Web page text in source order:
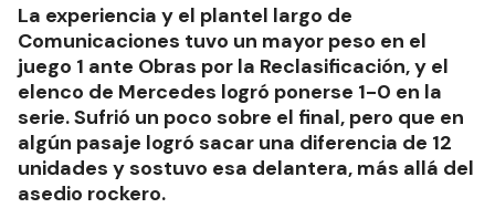
La experiencia y el plantel largo de
Comunicaciones tuvo un mayor peso en el
juego 1 ante Obras por la Reclasificación, y el
elenco de Mercedes logró ponerse 1-0 en la
serie. Sufrió un poco sobre el final, pero que en
algún pasaje logró sacar una diferencia de 12
unidades y sostuvo esa delantera, más allá del
asedio rockero.